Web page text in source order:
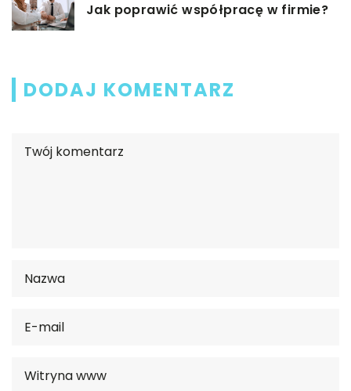
Jak poprawić współpracę w firmie?
DODAJ KOMENTARZ